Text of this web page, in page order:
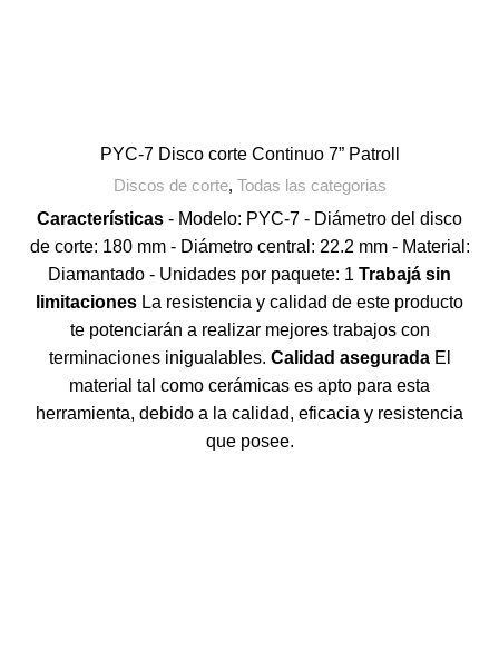
PYC-7 Disco corte Continuo 7” Patroll
Discos de corte, Todas las categorias
Características - Modelo: PYC-7 - Diámetro del disco
de corte: 180 mm - Diámetro central: 22.2 mm - Material:
Diamantado - Unidades por paquete: 1 Trabajá sin
limitaciones La resistencia y calidad de este producto
te potenciarán a realizar mejores trabajos con
terminaciones inigualables. Calidad aseguradaEl
material tal como cerámicas es apto para esta
herramienta, debido a la calidad, eficacia y resistencia
que posee.